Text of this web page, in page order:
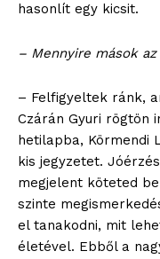
hasonlít egy kicsit.
– Mennyire mások
– Felfigyeltek ránk,
Czárán Gyuri rögtön
hetilapba, Körmendi
kis jegyzetet.
megjelent köteted
szinte
el tanakodni, mit
életével. Ebből a